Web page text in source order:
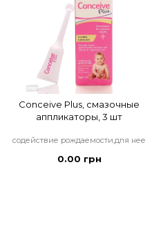
Conceive Plus, смазочные
аппликаторы, 3 шт
содействие рождаемости,для нее
0.00 грн